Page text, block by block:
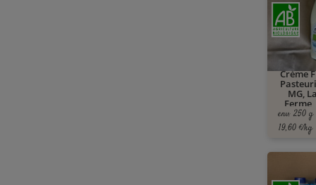
Crème
MG,
env. 250 g
19,60 €/kg